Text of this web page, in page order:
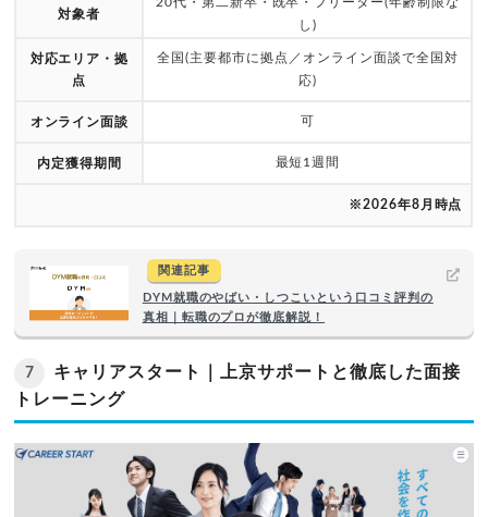
対象者
20代・第二新卒・既卒・フリーター(年齢制限な
し)
対応エリア・拠
点
全国(主要都市に拠点／オンライン面談で全国対
応)
オンライン面談 可
内定獲得期間 最短1週間
※2026年8月時点
関連記事
DYM就職のやばい・しつこいという口コミ評判の
真相｜転職のプロが徹底解説！
7
キャリアスタート｜上京サポートと徹底した面接
トレーニング